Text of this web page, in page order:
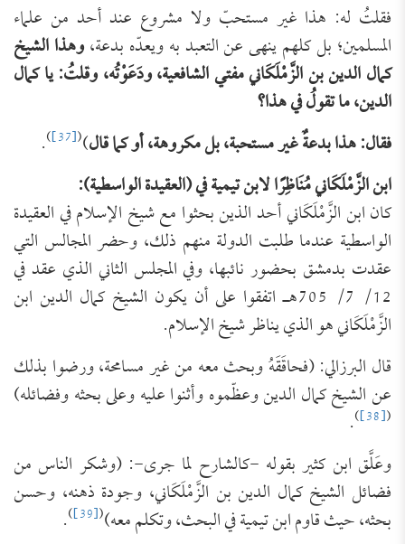
فقلتُ له: هذا غير مستحبّ ولا مشروع عند أحد من علماء
المسلمين؛ بل كلهم ينهى عن التعبد به ويعدّه بدعة،وهذا الشيخ
كمال الدين بن الزَّمْلَكَاني مفتي الشافعية، ودَعَوْتُه، وقلتُ: يا كمال
الدين، ما تقولُ في هذا؟
فقال: هذا بدعةٌ غير مستحبة، بل مكروهة، أو كما قال)
(
[37]
)
.
ابن الزَّمْلَكَاني مُنَاظِرًا لابن تيمية في (العقيدة الواسطية):
كان ابن الزَّمْلَكَاني أحد الذين بحثوا مع شيخ الإسلام في العقيدة
الواسطية عندما طلبت الدولة منهم ذلك، وحضر المجالس التي
عقدت بدمشق بحضور نائبها، وفي المجلس الثاني الذي عقد في
12/ 7/ 705هـ اتفقوا على أن يكون الشيخ كمال الدين ابن
الزَّمْلَكَاني هو الذي يناظر شيخ الإسلام.
قال البرزالي: (فحاقَقَهُ وبحث معه من غير مسامحة، ورضوا بذلك
عن الشيخ كمال الدين وعظّموه وأثنوا عليه وعلى بحثه وفضائله)
(
[38]
)
.
وعَلَّق ابن كثير بقوله -كالشارح لما جرى-: (وشكر الناس من
فضائل الشيخ كمال الدين بن الزَّمْلَكَاني، وجودة ذهنه، وحسن
بحثه، حيث قاوم ابن تيمية في البحث، وتكلم معه)(
[39]
)
.